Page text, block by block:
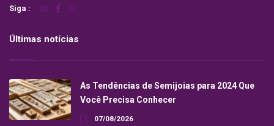
Siga :
Últimas notícias
As Tendências de Semijoias para 2024 Que
Você Precisa Conhecer
07/08/2026